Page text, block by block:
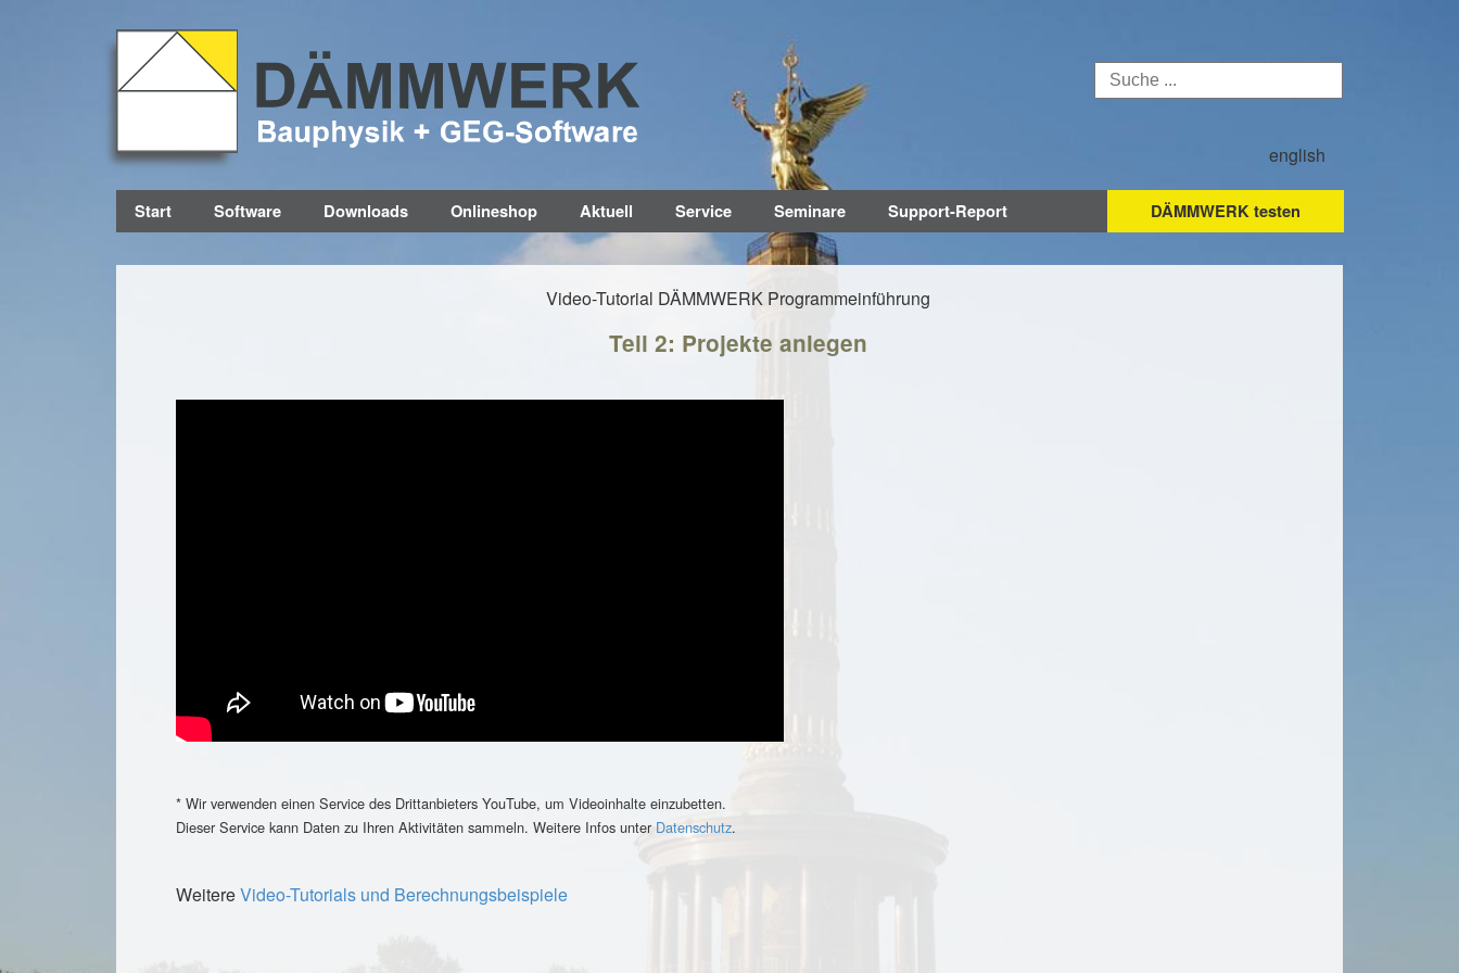
english
Start Software Downloads Onlineshop Aktuell Service Seminare Support-Report DÄMMWERK testen
Video-Tutorial DÄMMWERK Programmeinführung
Teil 2: Projekte anlegen
* Wir verwenden einen Service des Drittanbieters YouTube, um Videoinhalte einzubetten.
Dieser Service kann Daten zu Ihren Aktivitäten sammeln. Weitere Infos unter Datenschutz.
WeitereVideo-Tutorials und Berechnungsbeispiele